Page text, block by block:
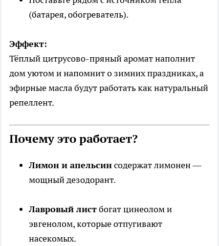
(батарея, обогреватель).
Эффект:
Тёплый цитрусово-пряный аромат наполнит
дом уютом и напомнит о зимних праздниках, а
эфирные масла будут работать как натуральный
репеллент.
Почему это работает?
Лимон и апельсинсодержат лимонен —
мощный дезодорант.
Лавровый листбогат цинеолом и
эвгенолом, которые отпугивают
насекомых.